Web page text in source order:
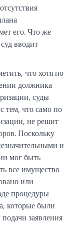
его. Что же
вводит
что хотя по
должника
суды
тем, что само по
не решит
Поскольку
и
мог быть
все имущество
или
процедуры
которые были
заявления